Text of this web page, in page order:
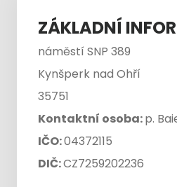
ZÁKLADNÍ
náměstí SNP 389
Kynšperk nad Ohří
35751
Kontaktní osoba:p.
IČO:04372115
DIČ:CZ7259202236